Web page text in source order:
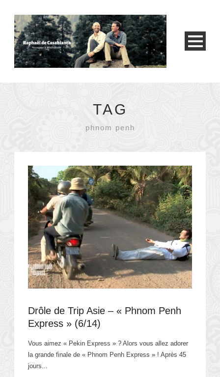
TAG
phnom penh
Drôle de Trip Asie – « Phnom Penh
Express » (6/14)
Vous aimez « Pekin Express » ? Alors vous allez adorer
la grande finale de « Phnom Penh Express » ! Après 45
jours...